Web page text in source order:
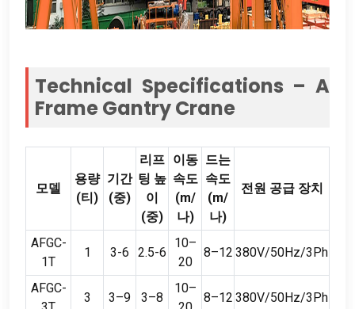
Technical Specifications – A
Frame Gantry Crane
모델
용량
(티)
기간
(중)
리프
팅 높
이
(중)
이동
속도
(m/
나)
드는
속도
(m/
나)
전원 공급 장치
AFGC-
1T
1 3-6 2.5-6
10–
20
8–12 380V/50Hz/3Ph
AFGC-
3 3–9 3–8
10–
8–12 380V/50Hz/3Ph